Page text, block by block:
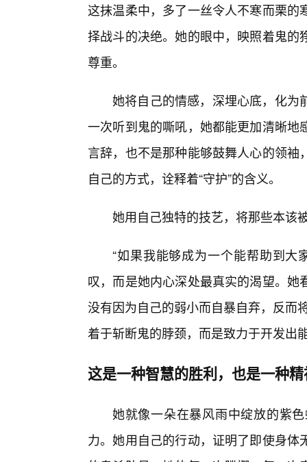
这抹温柔中，多了一丝令人不寒而栗
择战斗的决绝。她的眼中，映照着鬼
尊重。
她将自己的情感，深埋心底，化为
一次听到鬼的嘶吼，她都能更加清晰
言辞，也不是那种能够鼓舞人心的领
自己的方式，诠释着“守护”的含义。
她用自己独特的技艺，将那些本该
“如果我能够成为一个能帮助到大
叹，而是她内心深处最真实的渴望。
没有因为自己的弱小而自暴自弃，反而
着于斩断鬼的脖颈，而是致力于开发出
这是一种智慧的胜利，也是一种
她就像一朵在暴风雨中绽放的紫
力。她用自己的行动，证明了即使身